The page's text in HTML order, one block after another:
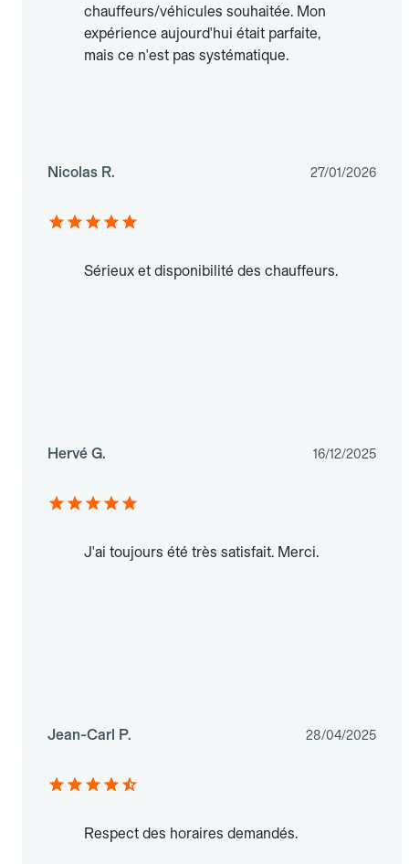
chauffeurs/véhicules souhaitée. Mon
expérience aujourd'hui était parfaite,
mais ce n'est pas systématique.
Nicolas R. 27/01/2026
Sérieux et disponibilité des chauffeurs.
Hervé G. 16/12/2025
J'ai toujours été très satisfait. Merci.
Jean-Carl P. 28/04/2025
Respect des horaires demandés.